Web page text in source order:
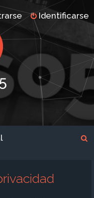
Identificarse